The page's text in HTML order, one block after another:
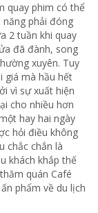
quay phim có thể
phải đóng
2 tuần khi quay
đã đành, song
xuyên. Tuy
giá mà hầu hết
vì sự xuất hiện
cho nhiều hơn
hay hai ngày
hỏi điều không
chắc chắn là
khách khắp thế
quán Café
phẩm về du lịch